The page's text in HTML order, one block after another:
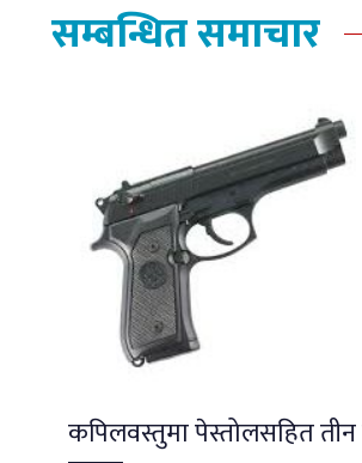
सम्बन्धित समाचार
कपिलवस्तुमा पेस्तोलसहित